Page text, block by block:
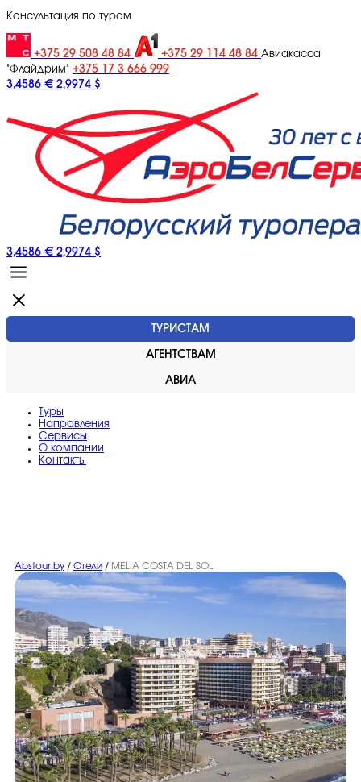
Консультация по турам
+375 29 508 48 84 +375 29 114 48 84 Авиакасса
"Флайдрим" +375 17 3 666 999
3,4586 € 2,9974 $
3,4586 € 2,9974 $
ТУРИСТАМ
АГЕНТСТВАМ
АВИА
Туры
Направления
Сервисы
O компании
Контакты
Abstour.by / Отели / MELIA COSTA DEL SOL